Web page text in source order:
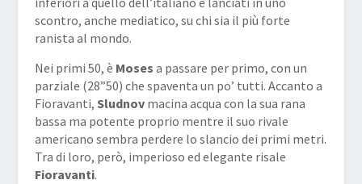
scontro, anche mediatico, su chi sia il più forte
ranista al mondo.
Nei primi 50, è Moses a passare per primo, con un
parziale (28”50) che spaventa un po’ tutti. Accanto a
Fioravanti, Sludnovmacina acqua con la sua rana
bassa ma potente proprio mentre il suo rivale
americano sembra perdere lo slancio dei primi metri.
Tra di loro, però, imperioso ed elegante risale
Fioravanti.